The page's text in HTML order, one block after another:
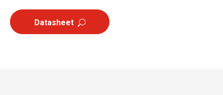
Datasheet